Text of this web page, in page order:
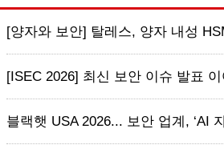
[양자와 보안] 탈레스, 양자 내성
[ISEC 2026] 최신 보안 이슈 발표
블랙햇 USA 2026... 보안 업계, ‘AI